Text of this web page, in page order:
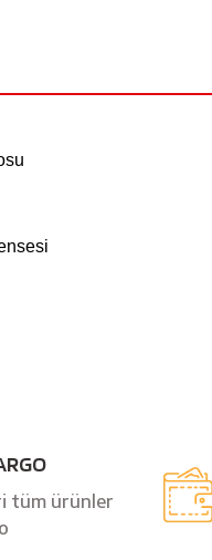
Yorum Yaz
tüm ürünler